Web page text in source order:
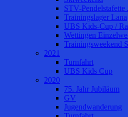
STV-Pendelstafette
Trainingslager Lana
UBS Kids-Cup /
Wettingen
Trainingsweekend
2021
Turnfahrt
UBS Kids Cup
2020
75. Jahr Jubiläum
GV
Jugendwanderung